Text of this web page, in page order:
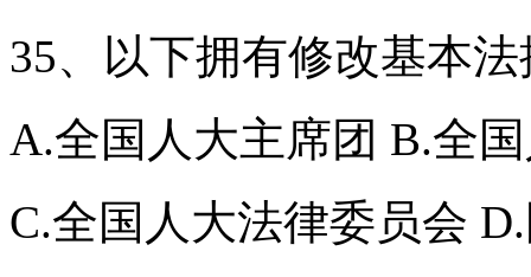
35、以下拥有修改基本
A.全国人大主席团 B.全
C.全国人大法律委员会